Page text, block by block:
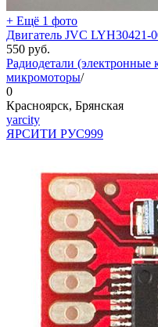
+ Ещё 1 фото
Двигатель JVC LYH30421-
550 руб.
Радиодетали (электронные
микромоторы/
0
Красноярск, Брянская
yarcity
ЯРСИТИ РУС999